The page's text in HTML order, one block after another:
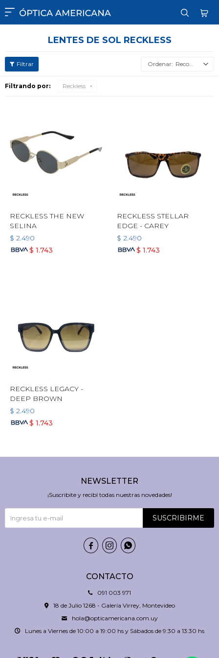

LENTES DE SOL RECKLESS
Recomendados
Filtrando por: Reckless
RECKLESS THE NEW
SELINA
$ 2.490
$ 1.743
RECKLESS STELLAR
EDGE - CAREY
$ 2.490
$ 1.743
RECKLESS LEGACY -
DEEP BROWN
$ 2.490
$ 1.743
CONTACTO
091 003 971
18 de Julio 1268 - Galería Virrey, Montevideo
hola@opticamericana.com.uy
Lunes a Viernes de 10:00 a 19:00 hs y Sábados de 9:30 a 13:30 hs
NEWSLETTER
¡Suscribite y recibí todas nuestras novedades!
SUSCRIBIRME
  